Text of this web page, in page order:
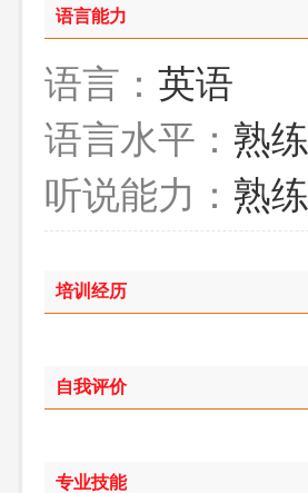
语言能力
语言： 英语
语言水平： 熟练
听说能力： 熟练
培训经历
自我评价
专业技能